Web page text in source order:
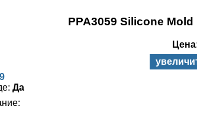
PPA3059 Silicone
Да